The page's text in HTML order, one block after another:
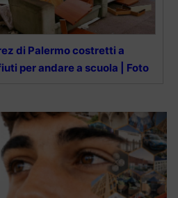
di Palermo costretti a
per andare a scuola | Foto